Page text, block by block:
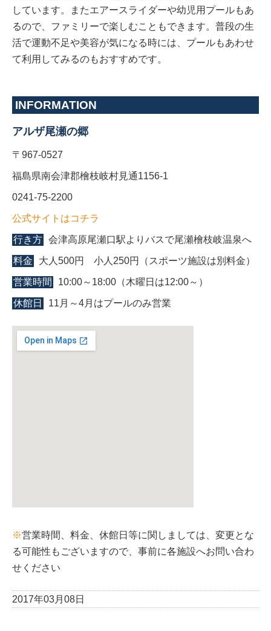
しています。またエアースライダーや幼児用プールもあ
るので、ファミリーで楽しむこともできます。普段の生
活で運動不足や美容が気になる時には、プールもあわせ
て利用してみるのもおすすめです。
INFORMATION
アルザ尾瀬の郷
〒967-0527
福島県南会津郡檜枝岐村見通1156-1
0241-75-2200
公式サイトはコチラ
行き方 会津高原尾瀬口駅よりバスで尾瀬檜枝岐温泉へ
料金 大人500円 小人250円（スポーツ施設は別料金）
営業時間 10:00～18:00（木曜日は12:00～）
休館日 11月～4月はプールのみ営業
※営業時間、料金、休館日等に関しましては、変更とな
る可能性もございますので、事前に各施設へお問い合わ
せください
2017年03月08日